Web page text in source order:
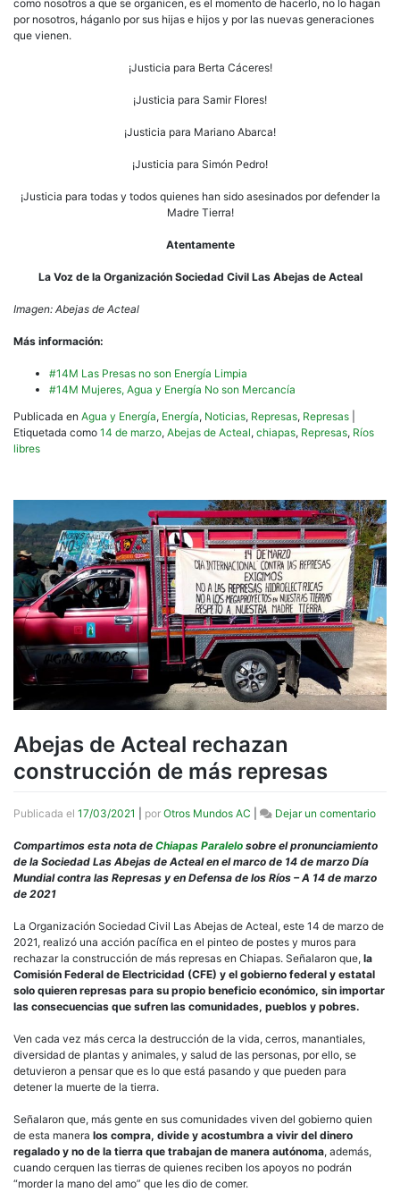
como nosotros a que se organicen, es el momento de hacerlo, no lo hagan
por nosotros, háganlo por sus hijas e hijos y por las nuevas generaciones
que vienen.
¡Justicia para Berta Cáceres!
¡Justicia para Samir Flores!
¡Justicia para Mariano Abarca!
¡Justicia para Simón Pedro!
¡Justicia para todas y todos quienes han sido asesinados por defender la
Madre Tierra!
Atentamente
La Voz de la Organización Sociedad Civil Las Abejas de Acteal
Imagen: Abejas de Acteal
Más información:
#14M Las Presas no son Energía Limpia
#14M Mujeres, Agua y Energía No son Mercancía
Publicada en Agua y Energía, Energía, Noticias, Represas, Represas
Etiquetada como 14 de marzo, Abejas de Acteal, chiapas, Represas, Ríos
libres
Abejas de Acteal rechazan
construcción de más represas
Publicada el 17/03/2021 por Otros Mundos AC Dejar un comentarioen
de
más
Compartimos esta nota de Chiapas Paralelo sobre el pronunciamiento
de la Sociedad Las Abejas de Acteal en el marco de 14 de marzo Día
Mundial contra las Represas y en Defensa de los Ríos – A 14 de marzo
de 2021
La Organización Sociedad Civil Las Abejas de Acteal, este 14 de marzo de
2021, realizó una acción pacífica en el pinteo de postes y muros para
rechazar la construcción de más represas en Chiapas. Señalaron que, la
Comisión Federal de Electricidad (CFE) y el gobierno federal y estatal
solo quieren represas para su propio beneficio económico, sin importar
las consecuencias que sufren las comunidades, pueblos y pobres.
Ven cada vez más cerca la destrucción de la vida, cerros, manantiales,
diversidad de plantas y animales, y salud de las personas, por ello, se
detuvieron a pensar que es lo que está pasando y que pueden para
detener la muerte de la tierra.
Señalaron que, más gente en sus comunidades viven del gobierno quien
de esta manera los compra, divide y acostumbra a vivir del dinero
regalado y no de la tierra que trabajan de manera autónoma, además,
cuando cerquen las tierras de quienes reciben los apoyos no podrán
“morder la mano del amo” que les dio de comer.